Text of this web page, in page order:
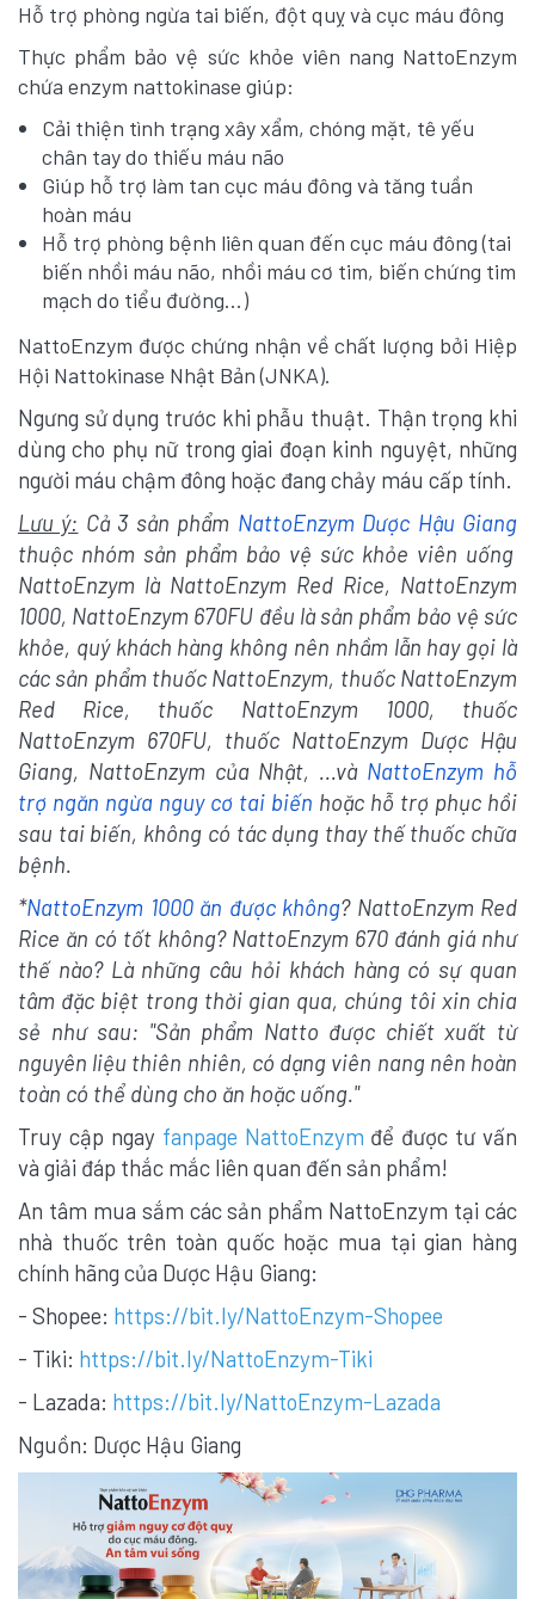
Hỗ trợ phòng ngừa tai biến, đột quỵ và cục máu đông
Thực phẩm bảo vệ sức khỏe viên nang NattoEnzym
chứa enzym nattokinase giúp:
Cải thiện tình trạng xây xẩm, chóng mặt, tê yếu
chân tay do thiếu máu não
Giúp hỗ trợ làm tan cục máu đông và tăng tuần
hoàn máu
Hỗ trợ phòng bệnh liên quan đến cục máu đông (tai
biến nhồi máu não, nhồi máu cơ tim, biến chứng tim
mạch do tiểu đường...)
NattoEnzym được chứng nhận về chất lượng bởi Hiệp
Hội Nattokinase Nhật Bản (JNKA).
Ngưng sử dụng trước khi phẫu thuật. Thận trọng khi
dùng cho phụ nữ trong giai đoạn kinh nguyệt, những
người máu chậm đông hoặc đang chảy máu cấp tính.
Lưu ý: Cả 3 sản phẩm NattoEnzym Dược Hậu Giang
thuộc nhóm sản phẩm bảo vệ sức khỏe viên uống
NattoEnzym là NattoEnzym Red Rice, NattoEnzym
1000, NattoEnzym 670FU đều là sản phẩm bảo vệ sức
khỏe, quý khách hàng không nên nhầm lẫn hay gọi là
các sản phẩm thuốc NattoEnzym, thuốc NattoEnzym
Red Rice, thuốc NattoEnzym 1000, thuốc
NattoEnzym 670FU, thuốc NattoEnzym Dược Hậu
Giang, NattoEnzym của Nhật, ...và NattoEnzym hỗ
trợ ngăn ngừa nguy cơ tai biến hoặc hỗ trợ phục hồi
sau tai biến, không có tác dụng thay thế thuốc chữa
bệnh.
*NattoEnzym 1000 ăn được không? NattoEnzym Red
Rice ăn có tốt không? NattoEnzym 670 đánh giá như
thế nào? Là những câu hỏi khách hàng có sự quan
tâm đặc biệt trong thời gian qua, chúng tôi xin chia
sẻ như sau: "Sản phẩm Natto được chiết xuất từ
nguyên liệu thiên nhiên, có dạng viên nang nên hoàn
toàn có thể dùng cho ăn hoặc uống."
Truy cập ngay fanpage NattoEnzym để được tư vấn
và giải đáp thắc mắc liên quan đến sản phẩm!
An tâm mua sắm các sản phẩm NattoEnzym tại các
nhà thuốc trên toàn quốc hoặc mua tại gian hàng
chính hãng của Dược Hậu Giang:
- Shopee: https://bit.ly/NattoEnzym-Shopee
- Tiki: https://bit.ly/NattoEnzym-Tiki
- Lazada: https://bit.ly/NattoEnzym-Lazada
Nguồn: Dược Hậu Giang